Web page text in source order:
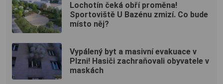
Lochotín čeká obří proměna!
Sportoviště U Bazénu zmizí. Co bude
místo něj?
Vypálený byt a masivní evakuace v
Plzni! Hasiči zachraňovali obyvatele v
maskách